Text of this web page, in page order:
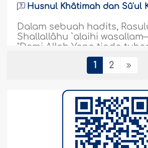
Husnul Khâtimah dan Sû'ul
Dalam sebuah hadits,
Shallallâhu `alaihi
"Demi Allah Yang tiada
sungguh salah seorang di
benar-benar melakukan
penduduk Surga, sampai
hasta, tetapi ia kemudian
ketetapan (takdir)." Kami
memahami makna..
1 2